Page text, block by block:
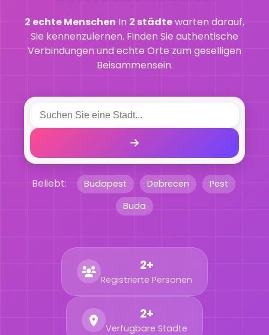
2 echte Menschen In 2 städtewarten darauf,
Sie kennenzulernen. Finden Sie authentische
Verbindungen und echte Orte zum geselligen
Beisammensein.
Beliebt: Budapest Debrecen
Pest
Buda
2+
Registrierte Personen
2+
Verfügbare Städte